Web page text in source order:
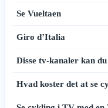
Se Vueltaen
Giro d’Italia
Disse tv-kanaler kan
Hvad koster det at se